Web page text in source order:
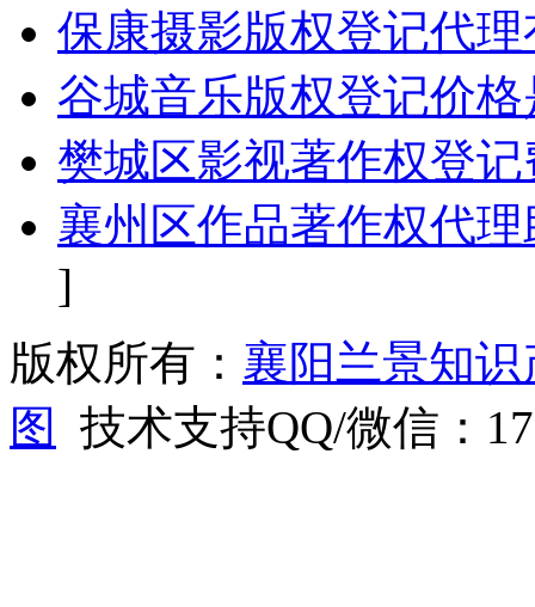
保康摄影版权登记代
谷城音乐版权登记价
樊城区影视著作权登
襄州区作品著作权代
]
版权所有： 襄阳兰景知
图
技术支持QQ/微信：